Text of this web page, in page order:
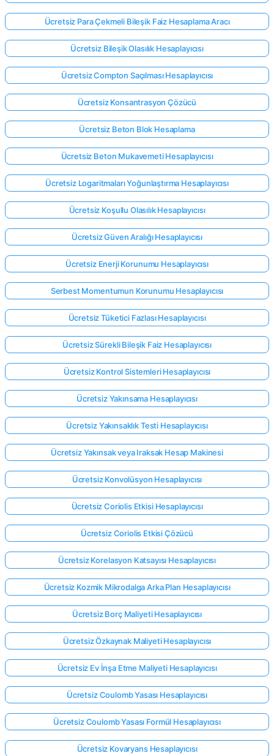
Ücretsiz Para Çekmeli Bileşik Faiz Hesaplama Aracı
Ücretsiz Bileşik Olasılık Hesaplayıcısı
Ücretsiz Compton Saçılması Hesaplayıcısı
Ücretsiz Konsantrasyon Çözücü
Ücretsiz Beton Blok Hesaplama
Ücretsiz Beton Mukavemeti Hesaplayıcısı
Ücretsiz Logaritmaları Yoğunlaştırma Hesaplayıcısı
Ücretsiz Koşullu Olasılık Hesaplayıcısı
Ücretsiz Güven Aralığı Hesaplayıcısı
Ücretsiz Enerji Korunumu Hesaplayıcısı
Serbest Momentumun Korunumu Hesaplayıcısı
Ücretsiz Tüketici Fazlası Hesaplayıcısı
Ücretsiz Sürekli Bileşik Faiz Hesaplayıcısı
Ücretsiz Kontrol Sistemleri Hesaplayıcısı
Ücretsiz Yakınsama Hesaplayıcısı
Ücretsiz Yakınsaklık Testi Hesaplayıcısı
Ücretsiz Yakınsak veya Iraksak Hesap Makinesi
Ücretsiz Konvolüsyon Hesaplayıcısı
Ücretsiz Coriolis Etkisi Hesaplayıcısı
Ücretsiz Coriolis Etkisi Çözücü
Ücretsiz Korelasyon Katsayısı Hesaplayıcısı
Ücretsiz Kozmik Mikrodalga Arka Plan Hesaplayıcısı
Ücretsiz Borç Maliyeti Hesaplayıcısı
Ücretsiz Özkaynak Maliyeti Hesaplayıcısı
Ücretsiz Ev İnşa Etme Maliyeti Hesaplayıcısı
Ücretsiz Coulomb Yasası Hesaplayıcısı
Ücretsiz Coulomb Yasası Formül Hesaplayıcısı
Ücretsiz Kovaryans Hesaplayıcısı